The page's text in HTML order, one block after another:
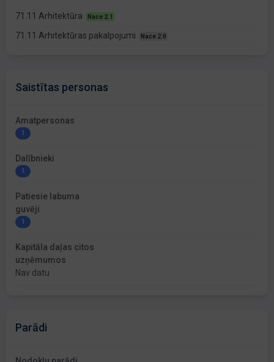
71.11 Arhitektūra Nace 2.1
71.11 Arhitektūras pakalpojumi Nace 2.0
Saistītas personas
Amatpersonas
1
Dalībnieki
1
Patiesie labuma
guvēji
1
Kapitāla daļas citos
uzņēmumos
Nav datu
Parādi